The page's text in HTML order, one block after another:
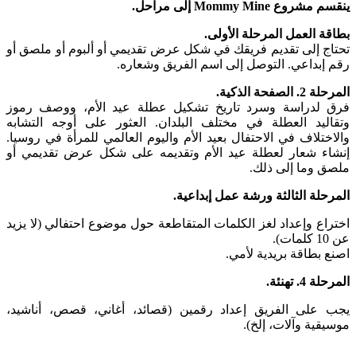
ينقسم مشروع Mommy Mine إلى مراحل.
بطاقة العمل المرحلة الأولى.
تحتاج إلى تقديم فريقك في شكل عرض تقديمي أو ألبوم أو ملصق أو
رقم إبداعي. التوصل إلى اسم الفريق وشعاره.
المرحلة 2. الصفحة الذكية.
فرق لدراسة وسرد تاريخ تشكيل عطلة عيد الأم، ووصف رموز
وتقاليد العطلة في مختلف البلدان. العثور على أوجه التشابه
والاختلاف في الاحتفال بعيد الأم واليوم العالمي للمرأة في روسيا.
إنشاء شعار لعطلة عيد الأم وتقديمه على شكل عرض تقديمي أو
ملصق وما إلى ذلك.
المرحلة الثالثة ورشة عمل إبداعية.
اختراع وإعداد لغز الكلمات المتقاطعة حول موضوع احتفالي (لا يزيد
عن 10 كلمات).
اصنع بطاقة بريدية لأمي.
المرحلة 4. تهنئة.
يجب على الفريق إعداد رقمين (قصائد، أغاني، قصص، أناشيد،
موسيقية وآلات، إلخ).